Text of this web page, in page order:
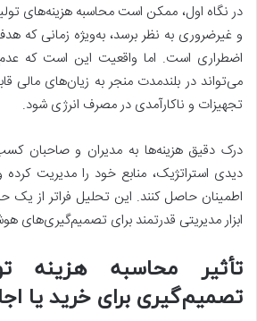
در نگاه اول، ممکن است محاسبه هزینه‌های
و غیرضروری به نظر برسد، به‌ویژه زمانی که
اضطراری است. اما واقعیت این است که
می‌تواند در بلندمدت منجر به زیان‌های مالی
تجهیزات و ناکارآمدی در مصرف انرژی شود.
درک دقیق هزینه‌ها به مدیران و صاحبان
دیدی استراتژیک، منابع خود را مدیریت
اطمینان حاصل کنند. این تحلیل فراتر از
ابزار مدیریتی قدرتمند برای تصمیم‌گیری‌های
تأثیر محاسبه هزینه
تصمیم‌گیری برای خرید یا